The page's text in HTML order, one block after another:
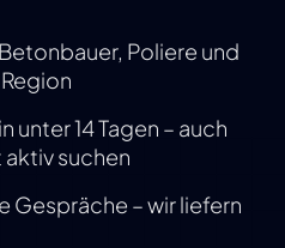
Poliere und
unter 14 Tagen – auch
suchen
Gespräche – wir liefern